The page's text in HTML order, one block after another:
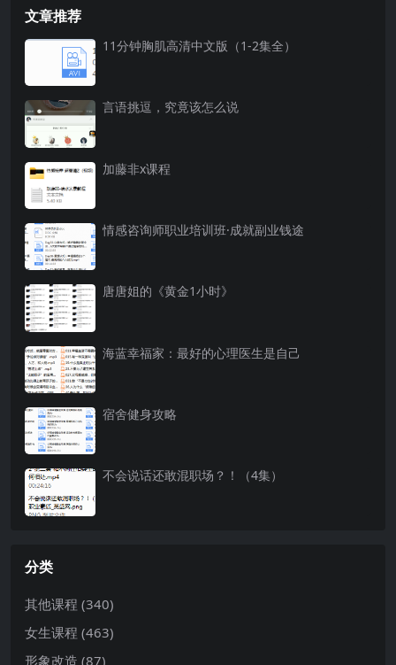
文章推荐
11分钟胸肌高清中文版（1-2集全）
言语挑逗，究竟该怎么说
加藤非x课程
情感咨询师职业培训班·成就副业钱途
唐唐姐的《黄金1小时》
海蓝幸福家：最好的心理医生是自己
宿舍健身攻略
不会说话还敢混职场？！（4集）
分类
其他课程 (340)
女生课程 (463)
形象改造 (87)